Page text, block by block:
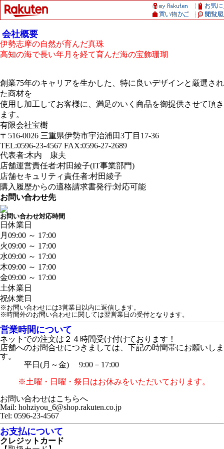
会社概要
伊勢志摩の自然が育んだ真珠
高知の海で長い年月を経て育んだ海の宝飾珊瑚
創業75年のキャリアを生かした、特に良いデザインと厳選され
た商材を
使用し加工してお客様に、満足のいく商品を御提供させて頂き
ます。
有限会社宝樹
〒516-0026 三重県伊勢市宇治浦田3丁目17-36
TEL:0596-23-4567 FAX:0596-27-2689
代表者:木内 康夫
店舗運営責任者:村田綾子(IT事業部門)
店舗セキュリティ責任者:村田綾子
購入履歴からの適格請求書発行:対応可能
お問い合わせ先
お問い合わせ対応時間
日休業日
月 09:00 ～ 17:00
火09:00 ～ 17:00
水09:00 ～ 17:00
木09:00 ～ 17:00
金09:00 ～ 17:00
土休業日
祝休業日
※お問い合わせには3営業日以内に返信します。
※時間外のお問い合わせに関しては翌営業日の受付となります。
営業時間について
ネットでの注文は２４時間受け付けております！
店舗へのお問合せにつきましては、下記の時間帯にお願いしま
す。
平日(月～金) 9:00－17:00
※土曜・日曜・祭日はお休みをいただいております。
お問い合わせはこちらへ
Mail: hohziyou_6@shop.rakuten.co.jp
Tel: 0596-23-4567
お支払について
クレジットカード